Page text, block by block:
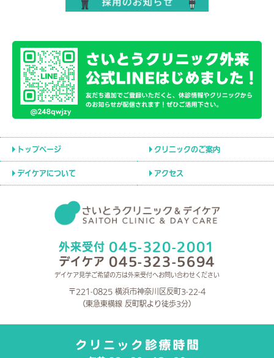
トップページ クリニックのご案内
デイケアについて アクセス
外来受付 045-320-2001
デイケア 045-323-5694
デイケア見学ご希望の方は外来受付へお問い合わせください
〒221-0825 横浜市神奈川区反町3-22-4
（東急東横線 反町駅より徒歩3分）